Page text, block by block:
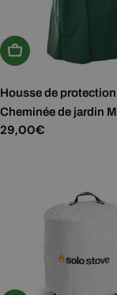
Ajouter Au Panier
Housse de protection
Cheminée de jardin M
Prix
29,00€